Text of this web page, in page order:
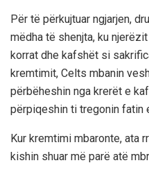
Për të përkujtuar ngjarjen,
mëdha të shenjta, ku
korrat dhe kafshët si
kremtimit, Celts mbanin
përbëheshin nga krerët e
përpiqeshin ti tregonin fatin
Kur kremtimi mbaronte, ata
kishin shuar më parë atë